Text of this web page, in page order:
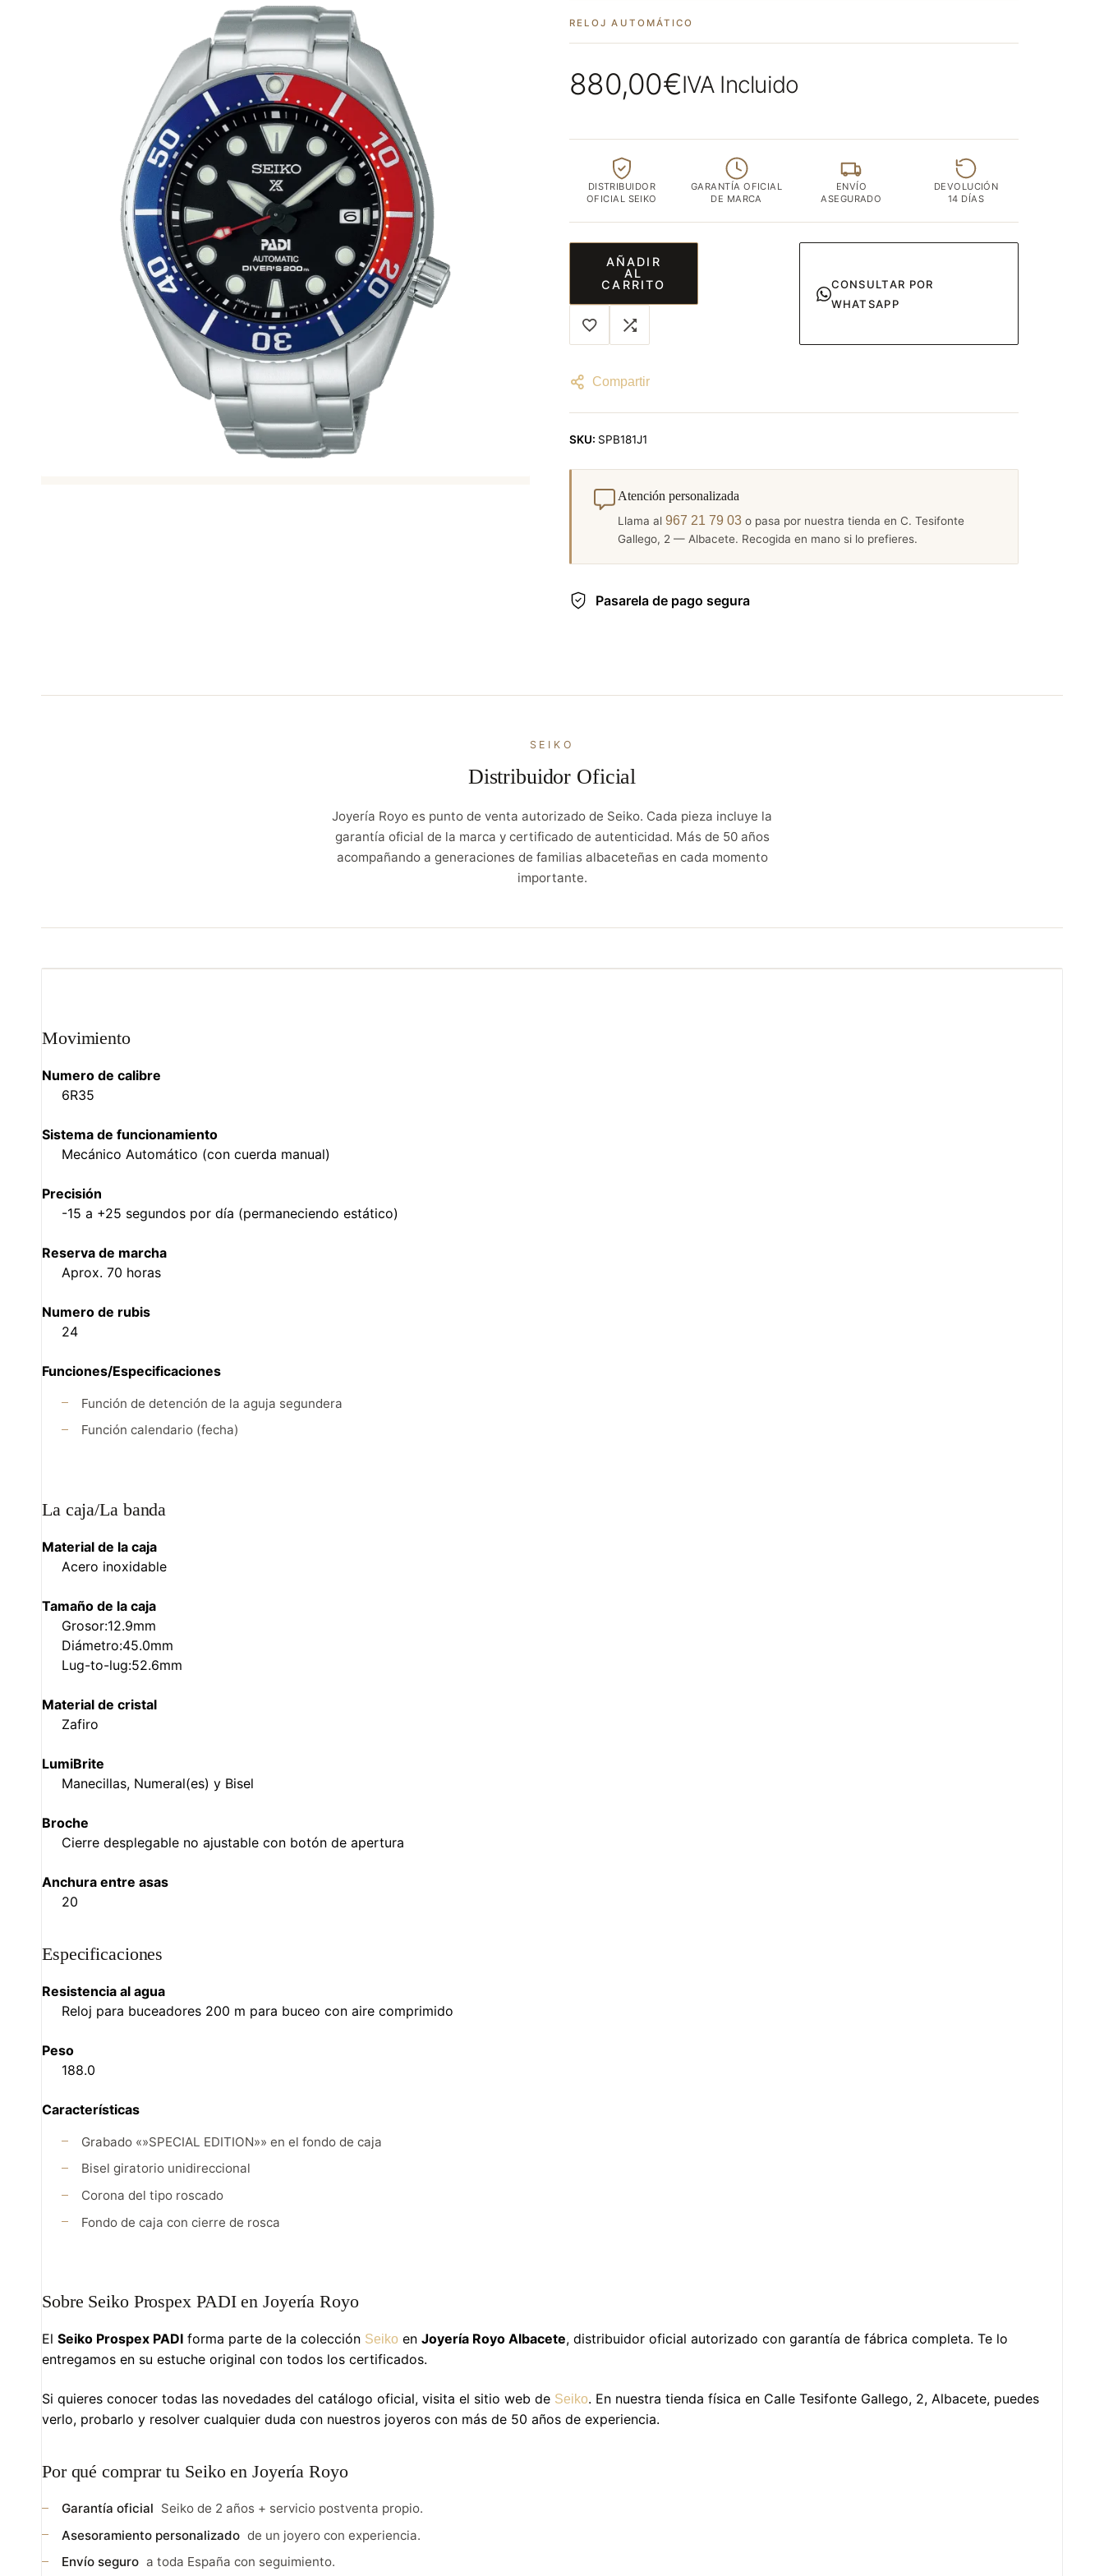
RELOJ AUTOMÁTICO
880,00€IVA Incluido
DISTRIBUIDOR
OFICIAL SEIKO
GARANTÍA OFICIAL
DE MARCA
ENVÍO
ASEGURADO
DEVOLUCIÓN
14 DÍAS
AÑADIR
AL
CARRITO
CONSULTAR POR
WHATSAPP
Compartir
SKU: SPB181J1
Atención personalizada
Llama al 967 21 79 03 o pasa por nuestra tienda en C. Tesifonte
Gallego, 2 — Albacete. Recogida en mano si lo prefieres.
Pasarela de pago segura
SEIKO
Distribuidor Oficial
Joyería Royo es punto de venta autorizado de Seiko. Cada pieza incluye la
garantía oficial de la marca y certificado de autenticidad. Más de 50 años
acompañando a generaciones de familias albaceteñas en cada momento
importante.
Movimiento
Numero de calibre
6R35
Sistema de funcionamiento
Mecánico Automático (con cuerda manual)
Precisión
-15 a +25 segundos por día (permaneciendo estático)
Reserva de marcha
Aprox. 70 horas
Numero de rubis
24
Funciones/Especificaciones
Función de detención de la aguja segundera
Función calendario (fecha)
La caja/La banda
Material de la caja
Acero inoxidable
Tamaño de la caja
Grosor:12.9mm
Diámetro:45.0mm
Lug-to-lug:52.6mm
Material de cristal
Zafiro
LumiBrite
Manecillas, Numeral(es) y Bisel
Broche
Cierre desplegable no ajustable con botón de apertura
Anchura entre asas
20
Especificaciones
Resistencia al agua
Reloj para buceadores 200 m para buceo con aire comprimido
Peso
188.0
Características
Grabado «»SPECIAL EDITION»» en el fondo de caja
Bisel giratorio unidireccional
Corona del tipo roscado
Fondo de caja con cierre de rosca
Sobre Seiko Prospex PADI en Joyería Royo
El Seiko Prospex PADI forma parte de la colección Seiko en Joyería Royo Albacete, distribuidor oficial autorizado con garantía de fábrica completa. Te lo
entregamos en su estuche original con todos los certificados.
Si quieres conocer todas las novedades del catálogo oficial, visita el sitio web de Seiko. En nuestra tienda física en Calle Tesifonte Gallego, 2, Albacete, puedes
verlo, probarlo y resolver cualquier duda con nuestros joyeros con más de 50 años de experiencia.
Por qué comprar tu Seiko en Joyería Royo
Garantía oficial Seiko de 2 años + servicio postventa propio.
Asesoramiento personalizado de un joyero con experiencia.
Envío seguro a toda España con seguimiento.